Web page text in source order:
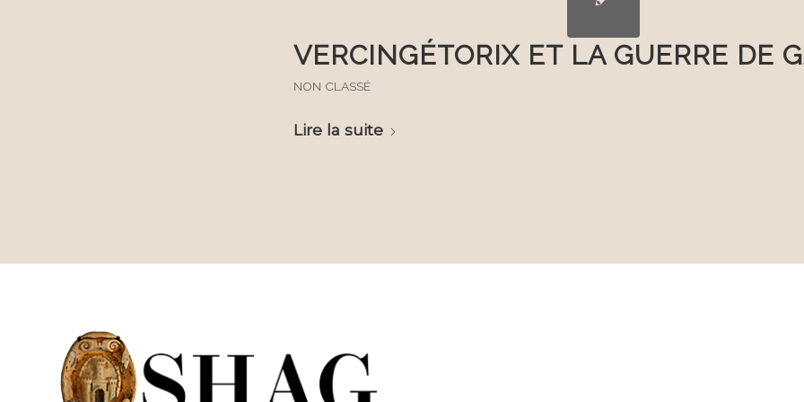
VERCINGÉTORIX ET LA GUERRE DE
NON CLASSÉ
Lire la suite